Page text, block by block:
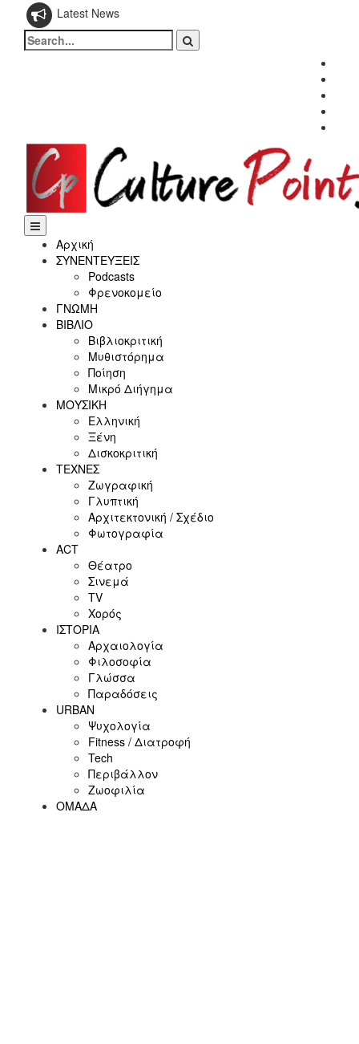
Latest News
Search
for:
Αρχική
ΣΥΝΕΝΤΕΥΞΕΙΣ
Podcasts
Φρενοκομείο
ΓΝΩΜΗ
ΒΙΒΛΙΟ
Βιβλιοκριτική
Μυθιστόρημα
Ποίηση
Μικρό Διήγημα
ΜΟΥΣΙΚΗ
Ελληνική
Ξένη
Δισκοκριτική
ΤΕΧΝΕΣ
Ζωγραφική
Γλυπτική
Αρχιτεκτονική / Σχέδιο
Φωτογραφία
ACT
Θέατρο
Σινεμά
ΤV
Χορός
ΙΣΤΟΡΙΑ
Αρχαιολογία
Φιλοσοφία
Γλώσσα
Παραδόσεις
URBAN
Ψυχολογία
Fitness / Διατροφή
Tech
Περιβάλλον
Ζωοφιλία
ΟΜΑΔΑ